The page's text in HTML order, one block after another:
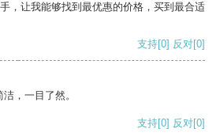
，让我能够找到最优惠的价格，买到最合适
支持[0] 反对[0]
，一目了然。
支持[0] 反对[0]